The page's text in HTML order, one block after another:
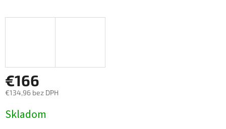
€166
€134,96 bez DPH
cena:
Skladom